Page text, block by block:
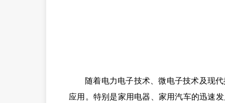
随着电力电子技术、微电子技术及现
应用。特别是家用电器、家用汽车的迅速